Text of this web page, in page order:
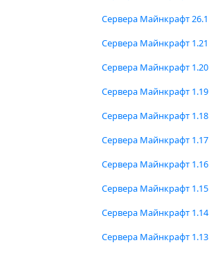
Сервера Майнкрафт 26.1
Сервера Майнкрафт 1.21
Сервера Майнкрафт 1.20
Сервера Майнкрафт 1.19
Сервера Майнкрафт 1.18
Сервера Майнкрафт 1.17
Сервера Майнкрафт 1.16
Сервера Майнкрафт 1.15
Сервера Майнкрафт 1.14
Сервера Майнкрафт 1.13